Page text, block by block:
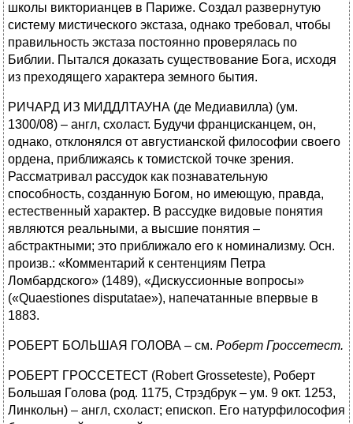
школы викторианцев в Париже. Создал развернутую
систему мистического экстаза, однако требовал, чтобы
правильность экстаза постоянно проверялась по
Библии. Пытался доказать существование Бога, исходя
из преходящего характера земного бытия.
РИЧАРД ИЗ МИДДЛТАУНА (де Медиавилла) (ум.
1300/08) – англ, схоласт. Будучи францисканцем, он,
однако, отклонялся от августианской философии своего
ордена, приближаясь к томистской точке зрения.
Рассматривал рассудок как познавательную
способность, созданную Богом, но имеющую, правда,
естественный характер. В рассудке видовые понятия
являются реальными, а высшие понятия –
абстрактными; это приближало его к номинализму. Осн.
произв.: «Комментарий к сентенциям Петра
Ломбардского» (1489), «Дискуссионные вопросы»
(«Quaestiones disputatae»), напечатанные впервые в
1883.
РОБЕРТ БОЛЬШАЯ ГОЛОВА – см. Роберт Гроссетест.
РОБЕРТ ГРОССЕТЕСТ (Robert Grosseteste), Роберт
Большая Голова (род. 1175, Стрэдбрук – ум. 9 окт. 1253,
Линкольн) – англ, схоласт; епископ. Его натурфилософия